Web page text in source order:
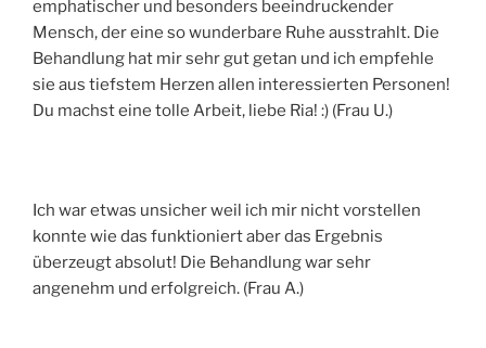
emphatischer und besonders beeindruckender
Mensch, der eine so wunderbare Ruhe ausstrahlt. Die
Behandlung hat mir sehr gut getan und ich empfehle
sie aus tiefstem Herzen allen interessierten Personen!
Du machst eine tolle Arbeit, liebe Ria! :) (Frau U.)
Ich war etwas unsicher weil ich mir nicht vorstellen
konnte wie das funktioniert aber das Ergebnis
überzeugt absolut! Die Behandlung war sehr
angenehm und erfolgreich. (Frau A.)